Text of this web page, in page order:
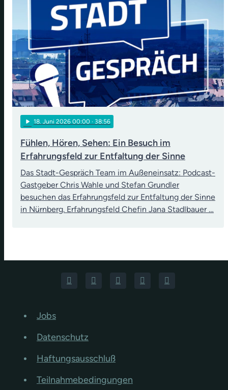
play_arrow 18. Juni 2026 00:00 · 38:56
Fühlen, Hören, Sehen: Ein Besuch im
Erfahrungsfeld zur Entfaltung der Sinne
Das Stadt-Gespräch Team im Außeneinsatz: Podcast-
Gastgeber Chris Wahle und Stefan Grundler
besuchen das Erfahrungsfeld zur Entfaltung der Sinne
in Nürnberg. Erfahrungsfeld Chefin Jana Stadlbauer …
Jobs
Datenschutz
Haftungsausschluß
Teilnahmebedingungen